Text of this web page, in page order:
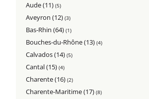
Aude (11)(5)
Aveyron (12)(3)
Bas-Rhin (64)(1)
Bouches-du-Rhône (13)(4)
Calvados (14)(5)
Cantal (15)(4)
Charente (16)(2)
Charente-Maritime (17)(8)